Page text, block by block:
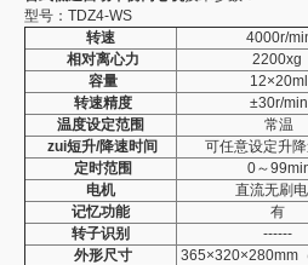
型号：TDZ4-WS
转速
4000r/
相对离心力
2200xg
容量
12×20ml
转速精度
±30r/min
温度设定范围
常温
zui短升/降速时间
可任意设定升
定时范围
0～
电机
直流无刷
记忆功能
有
转子识别
------
外形尺寸
365×320×280mm